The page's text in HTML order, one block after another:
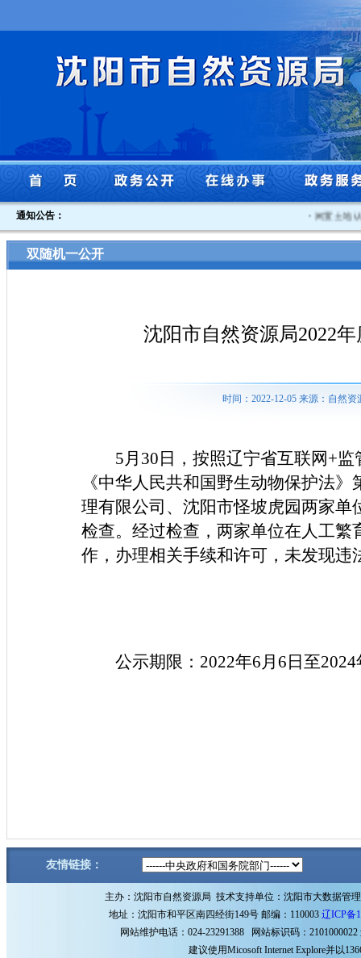
通知公告： 闲置土地认
双随机一公开
沈阳市自然资源局2022
时间：2022-12-05 来源：自然
5月30日，按照辽宁省互联网+
《中华人民共和国野生动物保护法
理有限公司、沈阳市怪坡虎园两家
检查。经过检查，两家单位在人工
作，办理相关手续和许可，未发现违
公示期限：2022年6月6日至
友情链接：
主办：沈阳市自然资源局 技术支持单位：沈阳市大数据管
地址：沈阳市和平区南四经街149号 邮编：110003 辽ICP备
网站维护电话：024-23291388 网站标识码：2101000022
建议使用Micosoft Internet Explore并以